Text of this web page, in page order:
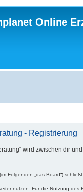
Online
- Registrierung
wird zwischen dir
Folgenden „das Board“)
nutzen. Für die Nutzung des